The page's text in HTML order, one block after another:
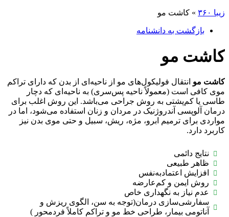
زیبا ۳۶۰ » کاشت مو
بازگشت به دانشنامه
کاشت مو
کاشت مو انتقال فولیکول‌های مو از ناحیه‌ای از بدن که دارای تراکم
موی کافی است (معمولاً ناحیه پس‌سری) به ناحیه‌ای که دچار
طاسی یا کم‌پشتی به روش جراحی می‌باشد. این روش اغلب برای
درمان آلوپسی آندروژنیک در مردان و زنان استفاده می‌شود، اما در
مواردی برای ترمیم ابرو، مژه، ریش، سبیل و حتی موی بدن نیز
کاربرد دارد.
نتایج دائمی
ظاهر طبیعی
افزایش اعتمادبه‌نفس
روش ایمن و کم‌عارضه
عدم نیاز به نگهداری خاص
سفارشی‌سازی درمان(توجه به سن، الگوی ریزش و
آناتومی بیمار، طراحی خط مو و تراکم کاملاً فردمحور )